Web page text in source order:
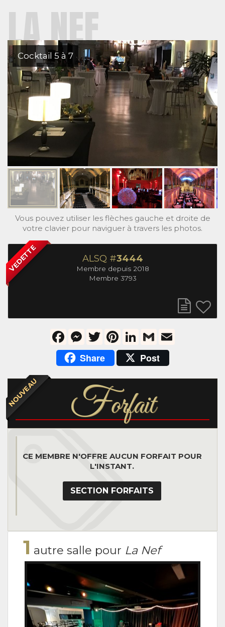
LA NEF
Cocktail 5 à 7
Vous pouvez utiliser les flèches gauche et droite de
votre clavier pour naviguer à travers les photos.
VEDETTE ALSQ #3444
Membre depuis 2018
Membre 3793
FacebookMessenger
TwitterPinterestLinkedIn
Gmail
Share Post
NOUVEAU Forfait
CE MEMBRE N'OFFRE AUCUN FORFAIT POUR
L'INSTANT.
SECTION FORFAITS
1 autre salle pour La Nef